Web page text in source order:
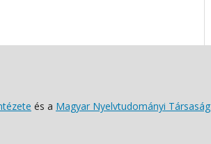
és a Magyar Nyelvtudományi Társaság